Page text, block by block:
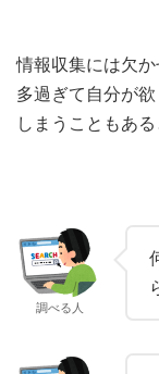
情報収集には欠
多過ぎて自分が
しまうこともある
調べる人